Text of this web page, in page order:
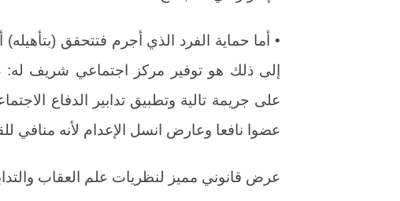
• أما حماية الفرد الذي أجرم فتتحقق
إلى ذلك هو توفير مركز اجتماعي شريف له:
على جريمة تالية وتطبيق تدابير الدفاع
عضوا نافعا وعارض انسل الإعدام لأنه منافي
عرض قانوني مميز لنظريات علم العقاب